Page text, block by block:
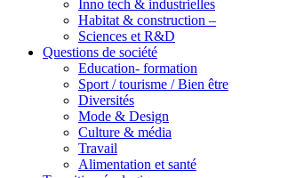
Inno tech & industrielles
Habitat & construction –
Sciences et R&D
Questions de société
Education- formation
Sport / tourisme / Bien être
Diversités
Mode & Design
Culture & média
Travail
Alimentation et santé